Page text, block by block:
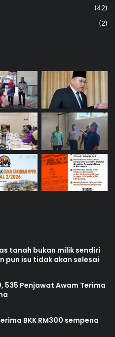
(42)
(2)
tanah bukan milik sendiri
pun isu tidak akan selesai
535 Penjawat Awam Terima
BKK RM300 sempena